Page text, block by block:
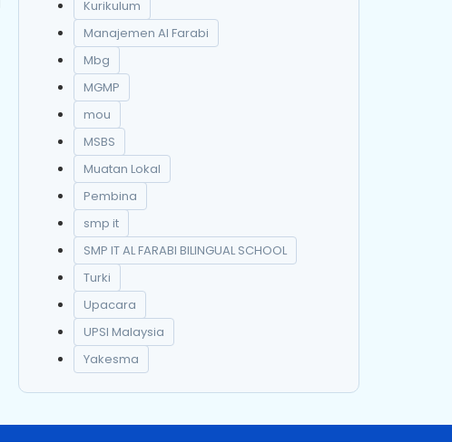
Kurikulum
Manajemen Al Farabi
Mbg
MGMP
mou
MSBS
Muatan Lokal
Pembina
smp it
SMP IT AL FARABI BILINGUAL SCHOOL
Turki
Upacara
UPSI Malaysia
Yakesma